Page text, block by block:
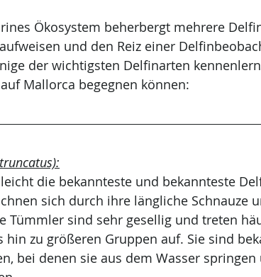
Ökosystem beherbergt mehrere
und den Reiz einer
der wichtigsten Delfinarten
Mallorca begegnen können:
die bekannteste und bekannteste
sich durch ihre längliche Schnauze
Tümmler sind sehr gesellig und treten
zu größeren Gruppen auf. Sie sind
bei denen sie aus dem Wasser springen